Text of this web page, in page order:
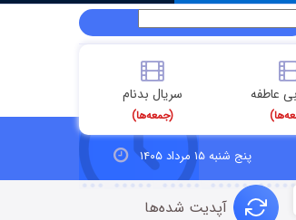
عاطفه سریال بدنام
(جمعه‌ها)
پنج شنبه ۱۵ مرداد ۱۴۰۵
آپدیت شده‌ها